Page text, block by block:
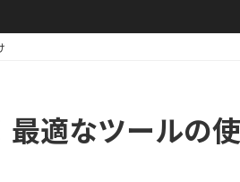
最適なツールの